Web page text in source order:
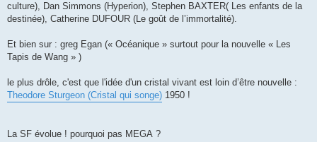
culture), Dan Simmons (Hyperion), Stephen BAXTER( Les enfants de la
destinée), Catherine DUFOUR (Le goût de l’immortalité).
Et bien sur : greg Egan (« Océanique » surtout pour la nouvelle « Les
Tapis de Wang » )
le plus drôle, c'est que l'idée d'un cristal vivant est loin d’être nouvelle :
Theodore Sturgeon (Cristal qui songe) 1950 !
La SF évolue ! pourquoi pas MEGA ?